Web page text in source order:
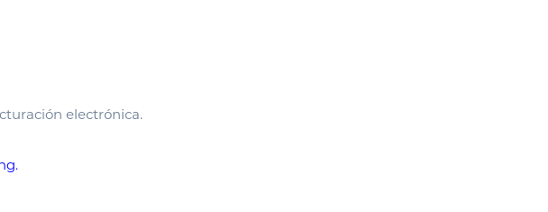
electrónica.